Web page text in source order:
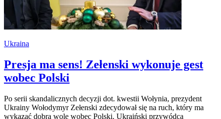
Ukraina
Presja ma sens! Zełenski wykonuje gest
wobec Polski
Po serii skandalicznych decyzji dot. kwestii Wołynia, prezydent
Ukrainy Wołodymyr Zełenski zdecydował się na ruch, który ma
wykazać dobrą wolę wobec Polski. Ukraiński przywódca